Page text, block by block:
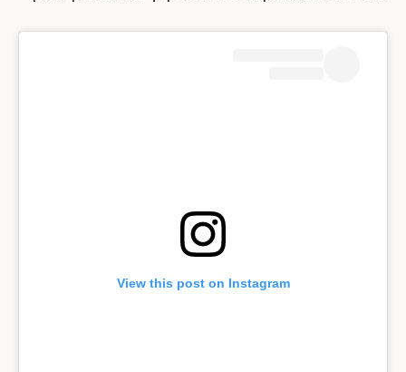
View this post on Instagram